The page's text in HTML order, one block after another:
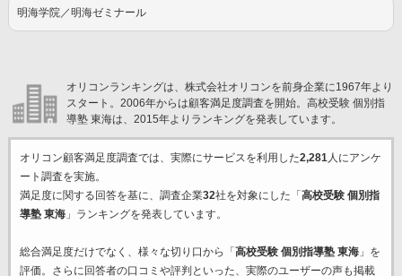
明海学院／明海ゼミナール
オリコンランキングは、株式会社オリコンを前身企業に1967年より
スタート。2006年からは顧客満足度調査を開始。高校受験 個別指
導塾 東海は、2015年よりランキングを発表しています。
オリコン顧客満足度調査では、実際にサービスを利用した2,281人にアンケ
ート調査を実施。
満足度に関する回答を基に、調査企業32社を対象にした「 高校受験 個別指
導塾 東海」ランキングを発表しています。
総合満足度だけでなく、様々な切り口から「 高校受験 個別指導塾 東海」を
評価。さらに回答者の口コミや評判といった、実際のユーザーの声も掲載